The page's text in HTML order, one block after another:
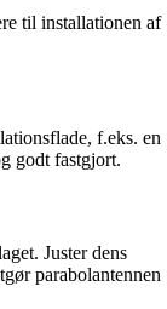
til installationen af
f.eks. en
godt fastgjort.
Juster dens
parabolantennen